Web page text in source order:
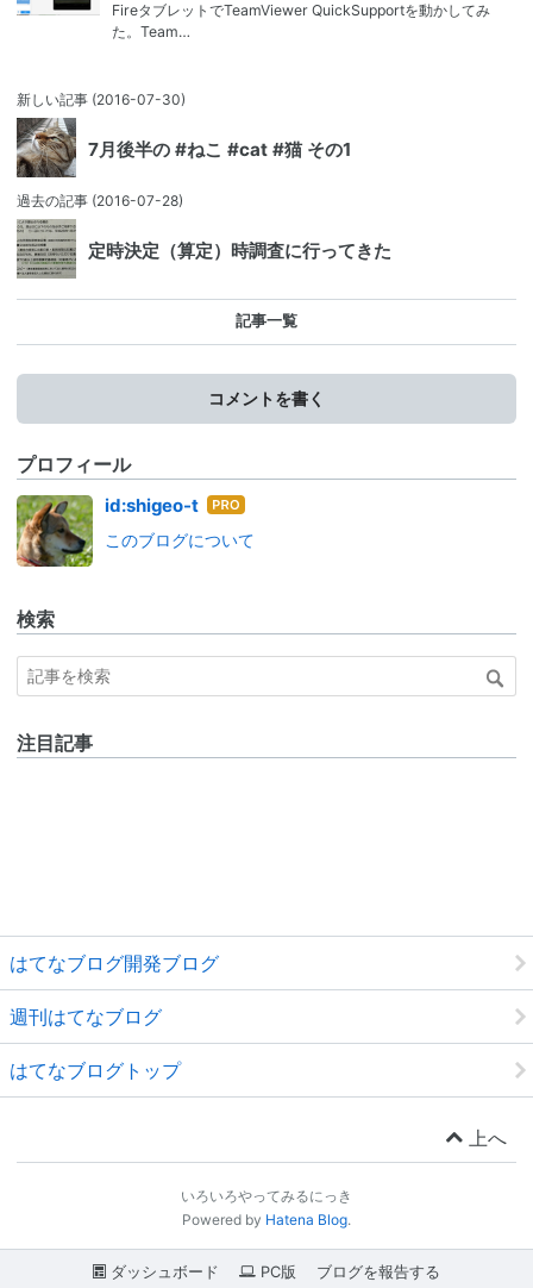
FireタブレットでTeamViewer QuickSupportを動かしてみ
た。Team…
新しい記事 (2016-07-30)
7月後半の #ねこ #cat #猫 その1
過去の記事 (2016-07-28)
定時決定（算定）時調査に行ってきた
記事一覧
コメントを書く
プロフィール
id:shigeo-t はて
ログ
このブログについて
検索
注目記事
はてなブログ開発ブログ
週刊はてなブログ
はてなブログトップ
上へ
いろいろやってみるにっき
Powered by Hatena Blog.
ダッシュボード PC版 ブログを報告する